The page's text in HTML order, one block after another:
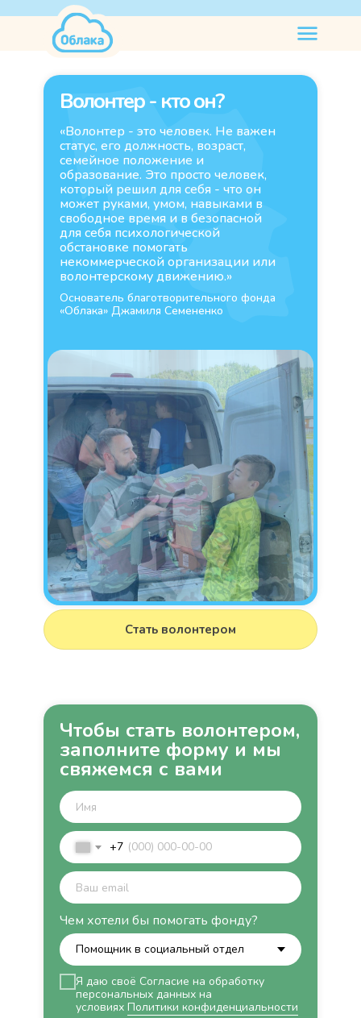
нужна
помощь
Волонтер - кто он?
Основатель благотворительного фонда
«Облака» Джамиля Семененко
«Волонтер - это человек. Не важен
статус, его должность, возраст,
семейное положение и
образование. Это просто человек,
который решил для себя - что он
может руками, умом, навыками в
свободное время и в безопасной
для себя психологической
обстановке помогать
некоммерческой организации или
волонтерскому движению.»
Стать волонтером
Чтобы стать волонтером,
заполните форму и мы
свяжемся с вами
+7
Чем хотели бы помогать фонду?
Я даю своё Согласие на обработку
персональных данных на
условиях Политики конфиденциальности